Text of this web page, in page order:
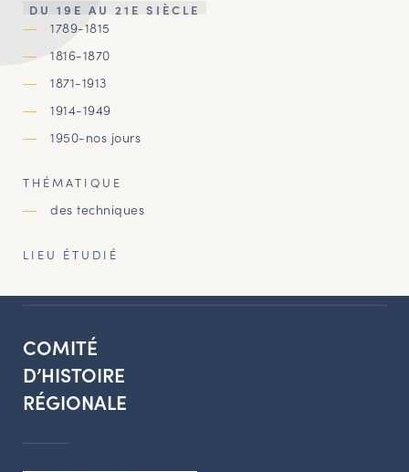
DU 19E AU 21E SIÈCLE
1789-1815
1816-1870
1871-1913
1914-1949
1950-nos jours
THÉMATIQUE
des techniques
LIEU ÉTUDIÉ
COMITÉ
D’HISTOIRE
RÉGIONALE